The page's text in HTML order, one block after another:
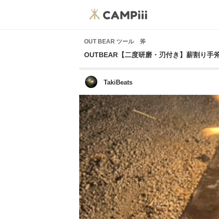
OUT BEAR ツール 斧
OUTBEAR【二度研磨・刃付き】薪割り手
TakiBeats